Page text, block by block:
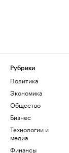
Рубрики
Политика
Экономика
Общество
Бизнес
Технологии и
медиа
Финансы